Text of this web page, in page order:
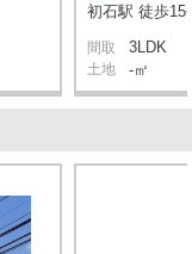
初石駅 徒歩15
間取 3LDK
土地 -㎡